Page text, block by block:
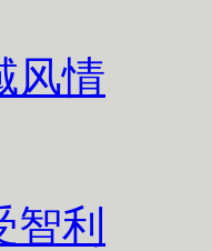
风情
利